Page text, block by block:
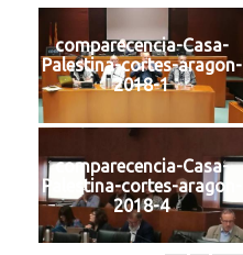
comparecencia-Casa-
Palestina-cortes-aragon-
2018-1
comparecencia-Casa-
Palestina-cortes-aragon-
2018-4